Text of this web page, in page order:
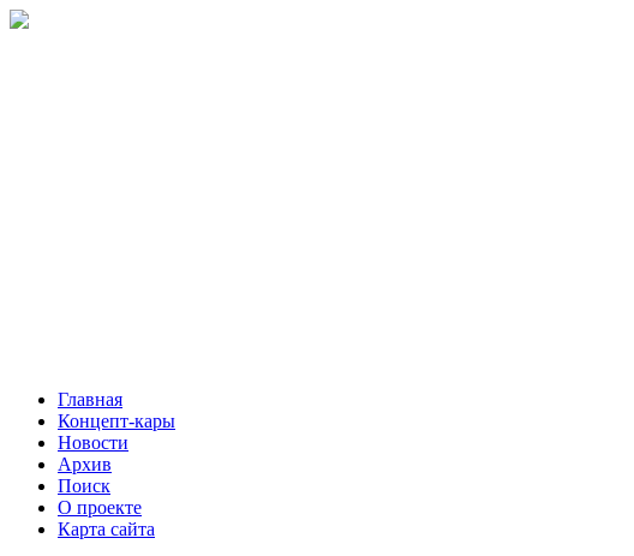
Главная
Концепт-кары
Новости
Архив
Поиск
О проекте
Карта сайта